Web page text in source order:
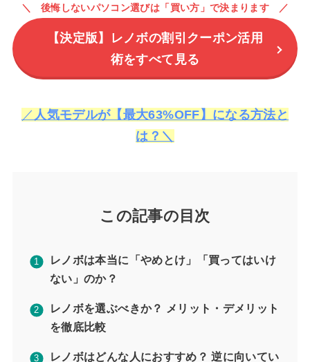
後悔しないパソコン選びは「買い方」で決まります
【決定版】レノボの割引クーポン活用
術をすべて見る
／ 人気モデルが【最大63%OFF】になる方法と
は？＼
この記事の目次
レノボは本当に「やめとけ」「買ってはいけ
ない」のか？
レノボを選ぶべきか？ メリット・デメリット
を徹底比較
レノボはどんな人におすすめ？ 逆に向いてい